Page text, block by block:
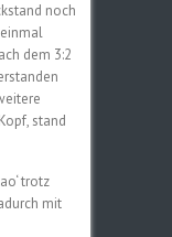
noch
dem 3:2
stand
trotz
mit